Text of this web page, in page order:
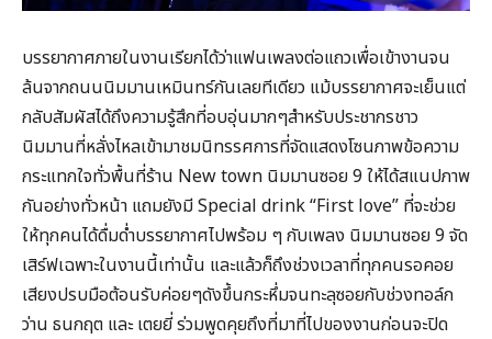
บรรยากาศภายในงานเรียกได้ว่าแฟนเพลงต่อแถวเพื่อเข้างานจน
ล้นจากถนนนิมมานเหมินทร์กันเลยทีเดียว แม้บรรยากาศจะเย็นแต่
กลับสัมผัสได้ถึงความรู้สึกที่อบอุ่นมากๆสำหรับประชากรชาว
นิมมานที่หลั่งไหลเข้ามาชมนิทรรศการที่จัดแสดงโซนภาพข้อความ
กระแทกใจทั่วพื้นที่ร้าน New town นิมมานซอย 9 ให้ได้สแนปภาพ
กันอย่างทั่วหน้า แถมยังมี Special drink “First love” ที่จะช่วย
ให้ทุกคนได้ดื่มด่ำบรรยากาศไปพร้อม ๆ กับเพลง นิมมานซอย 9 จัด
เสิร์ฟเฉพาะในงานนี้เท่านั้น และแล้วก็ถึงช่วงเวลาที่ทุกคนรอคอย
เสียงปรบมือต้อนรับค่อยๆดังขึ้นกระหึ่มจนทะลุซอยกับช่วงทอล์ก
ว่าน ธนกฤต และ เตยยี่ ร่วมพูดคุยถึงที่มาที่ไปของงานก่อนจะปิด